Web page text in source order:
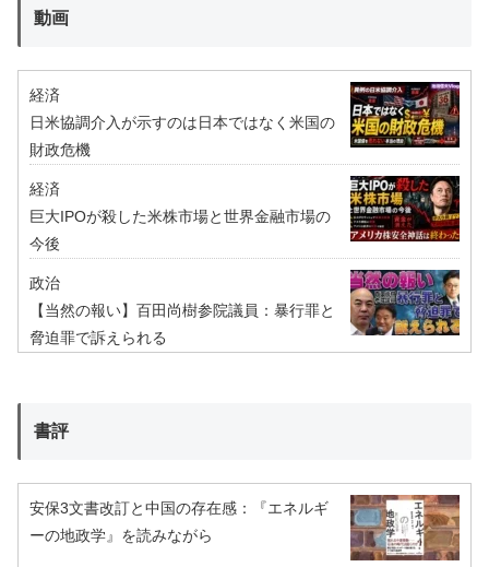
動画
経済
日米協調介入が示すのは日本ではなく米国の
財政危機
経済
巨大IPOが殺した米株市場と世界金融市場の
今後
政治
【当然の報い】百田尚樹参院議員：暴行罪と
脅迫罪で訴えられる
書評
安保3文書改訂と中国の存在感：『エネルギ
ーの地政学』を読みながら